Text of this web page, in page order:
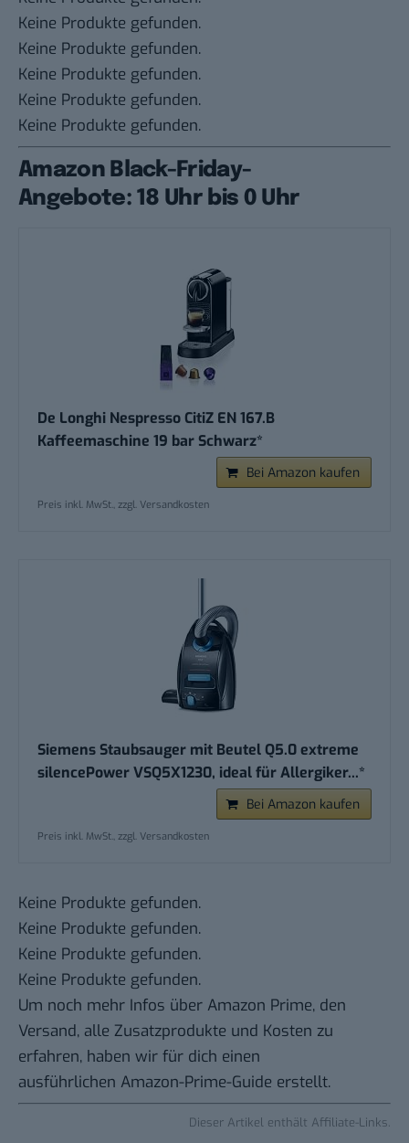
Keine Produkte gefunden.
Keine Produkte gefunden.
Keine Produkte gefunden.
Keine Produkte gefunden.
Keine Produkte gefunden.
Amazon Black-Friday-
Angebote: 18 Uhr bis 0 Uhr
De Longhi Nespresso CitiZ EN 167.B
Kaffeemaschine 19 bar Schwarz*
Bei Amazon kaufen
Preis inkl. MwSt., zzgl. Versandkosten
Siemens Staubsauger mit Beutel Q5.0 extreme
silencePower VSQ5X1230, ideal für Allergiker...*
Bei Amazon kaufen
Preis inkl. MwSt., zzgl. Versandkosten
Keine Produkte gefunden.
Keine Produkte gefunden.
Keine Produkte gefunden.
Keine Produkte gefunden.
Um noch mehr Infos über Amazon Prime, den
Versand, alle Zusatzprodukte und Kosten zu
erfahren, haben wir für dich einen
ausführlichen Amazon-Prime-Guide erstellt.
Dieser Artikel enthält Affiliate-Links.